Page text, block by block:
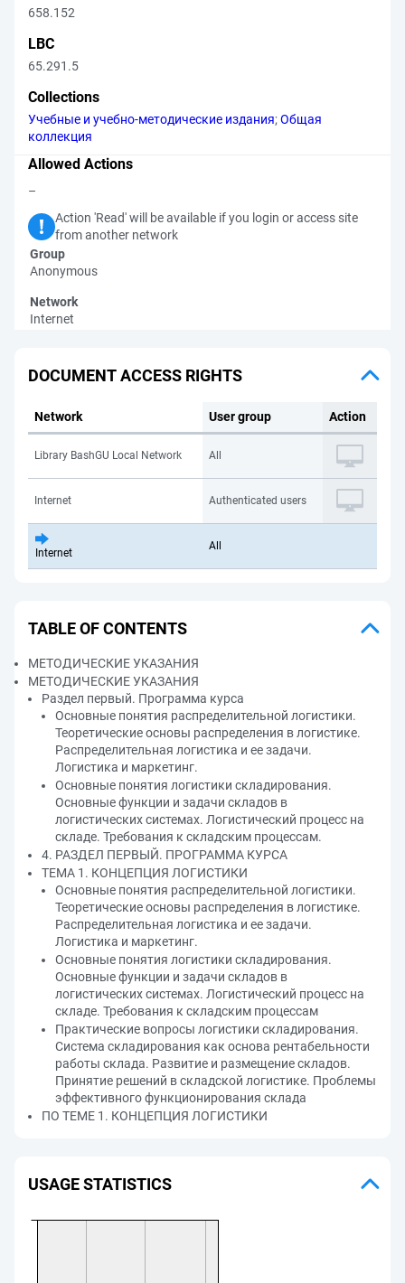
658.152
LBC
65.291.5
Collections
Учебные и учебно-методические издания;Общая
коллекция
Allowed Actions
–
Action 'Read' will be available if you login or access site
from another network
Group
Anonymous
Network
Internet
DOCUMENT ACCESS RIGHTS
Network User group Action
Library BashGU Local Network All
Internet Authenticated users
Internet
All
TABLE OF CONTENTS
МЕТОДИЧЕСКИЕ УКАЗАНИЯ
МЕТОДИЧЕСКИЕ УКАЗАНИЯ
Раздел первый. Программа курса
Основные понятия распределительной логистики.
Теоретические основы распределения в логистике.
Распределительная логистика и ее задачи.
Логистика и маркетинг.
Основные понятия логистики складирования.
Основные функции и задачи складов в
логистических системах. Логистический процесс на
складе. Требования к складским процессам.
4. РАЗДЕЛ ПЕРВЫЙ. ПРОГРАММА КУРСА
ТЕМА 1. КОНЦЕПЦИЯ ЛОГИСТИКИ
Основные понятия распределительной логистики.
Теоретические основы распределения в логистике.
Распределительная логистика и ее задачи.
Логистика и маркетинг.
Основные понятия логистики складирования.
Основные функции и задачи складов в
логистических системах. Логистический процесс на
складе. Требования к складским процессам
Практические вопросы логистики складирования.
Система складирования как основа рентабельности
работы склада. Развитие и размещение складов.
Принятие решений в складской логистике. Проблемы
эффективного функционирования склада
ПО ТЕМЕ 1. КОНЦЕПЦИЯ ЛОГИСТИКИ
USAGE STATISTICS